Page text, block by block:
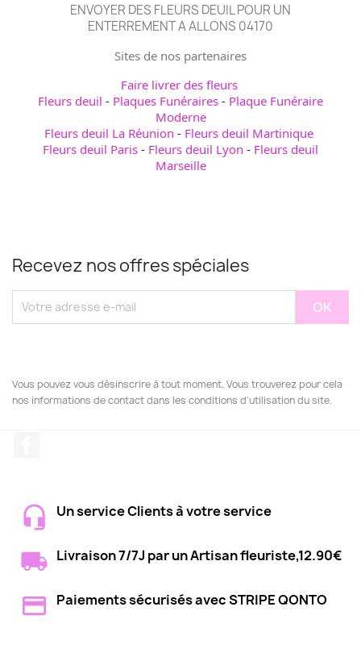
ENVOYER DES FLEURS DEUIL POUR UN
ENTERREMENT A ALLONS 04170
Sites de nos partenaires
Faire livrer des fleurs
Fleurs deuil - Plaques Funéraires - Plaque Funéraire
Moderne
Fleurs deuil La Réunion - Fleurs deuil Martinique
Fleurs deuil Paris - Fleurs deuil Lyon - Fleurs deuil
Marseille
Recevez nos offres spéciales
Vous pouvez vous désinscrire à tout moment. Vous trouverez pour cela
nos informations de contact dans les conditions d'utilisation du site.
Un service Clients à votre service
Livraison 7/7J par un Artisan fleuriste,12.90€
Paiements sécurisés avec STRIPE QONTO